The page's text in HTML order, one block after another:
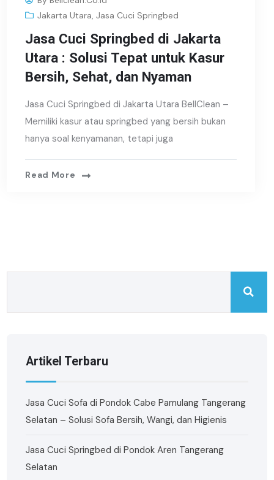
Jakarta Utara,Jasa Cuci Springbed
Jasa Cuci Springbed di Jakarta
Utara : Solusi Tepat untuk Kasur
Bersih, Sehat, dan Nyaman
Jasa Cuci Springbed di Jakarta Utara BellClean –
Memiliki kasur atau springbed yang bersih bukan
hanya soal kenyamanan, tetapi juga
Read More
Artikel Terbaru
Jasa Cuci Sofa di Pondok Cabe Pamulang Tangerang
Selatan – Solusi Sofa Bersih, Wangi, dan Higienis
Jasa Cuci Springbed di Pondok Aren Tangerang
Selatan